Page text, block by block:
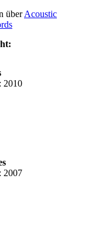
überAcoustic
2010
2007